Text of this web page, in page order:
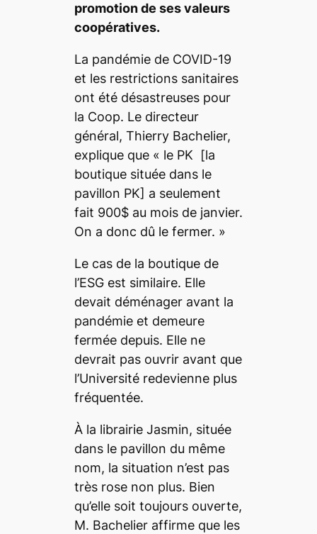
promotion de ses valeurs
coopératives.
La pandémie de COVID-19
et les restrictions sanitaires
ont été désastreuses pour
la Coop. Le directeur
général, Thierry Bachelier,
explique que « le PK
[la
boutique située dans le
pavillon PK] a seulement
fait 900$ au mois de janvier.
On a donc dû le fermer. »
Le cas de la boutique de
l’ESG est similaire. Elle
devait déménager avant la
pandémie et demeure
fermée depuis. Elle ne
devrait pas ouvrir avant que
l’Université redevienne plus
fréquentée.
À la librairie Jasmin, située
dans le pavillon du même
nom, la situation n’est pas
très rose non plus. Bien
qu’elle soit toujours ouverte,
M. Bachelier affirme que les